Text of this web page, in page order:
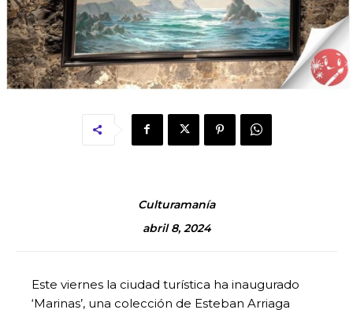
Culturamanía
abril 8, 2024
Este viernes la ciudad turística ha inaugurado
‘Marinas’, una colección de Esteban Arriaga